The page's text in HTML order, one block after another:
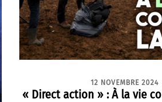
12 NOVEMBRE 2024
« Direct action » : À la vie